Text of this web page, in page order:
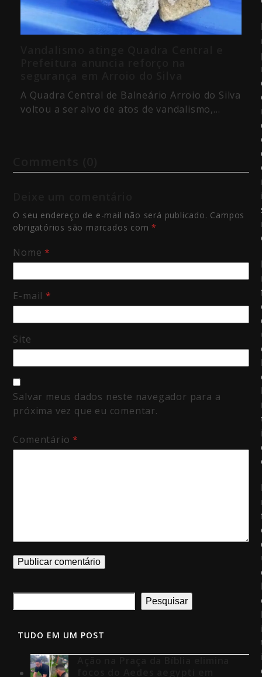
A Quadra Central de Balneário Arroio do Silva
voltou a ser alvo de atos de vandalismo,…
O seu endereço de e-mail não será publicado. Campos
obrigatórios são marcados com*
Nome*
E-mail*
Site
Salvar meus dados neste navegador para a
próxima vez que eu comentar.
Comentário*
Pesquisar
TUDO EM UM POST